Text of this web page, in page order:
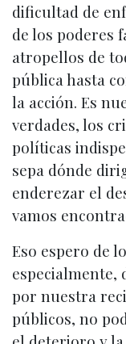
dificultad de
de los poderes
atropellos de
pública hasta
la acción. Es
verdades, los
políticas
sepa dónde
enderezar el
vamos
Eso espero de
especialmente,
por nuestra
públicos, no